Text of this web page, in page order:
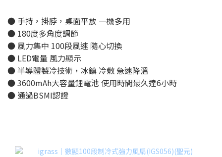
● 手持，掛脖，桌面平放 一機多用
● 180度多角度調節
● 風力集中 100段風速 隨心切換
● LED電量 風力顯示
● 半導體製冷技術，冰鎮 冷敷 急速降溫
● 3600mAh大容量鋰電池 使用時間最久達6小時
● 通過BSMI認證